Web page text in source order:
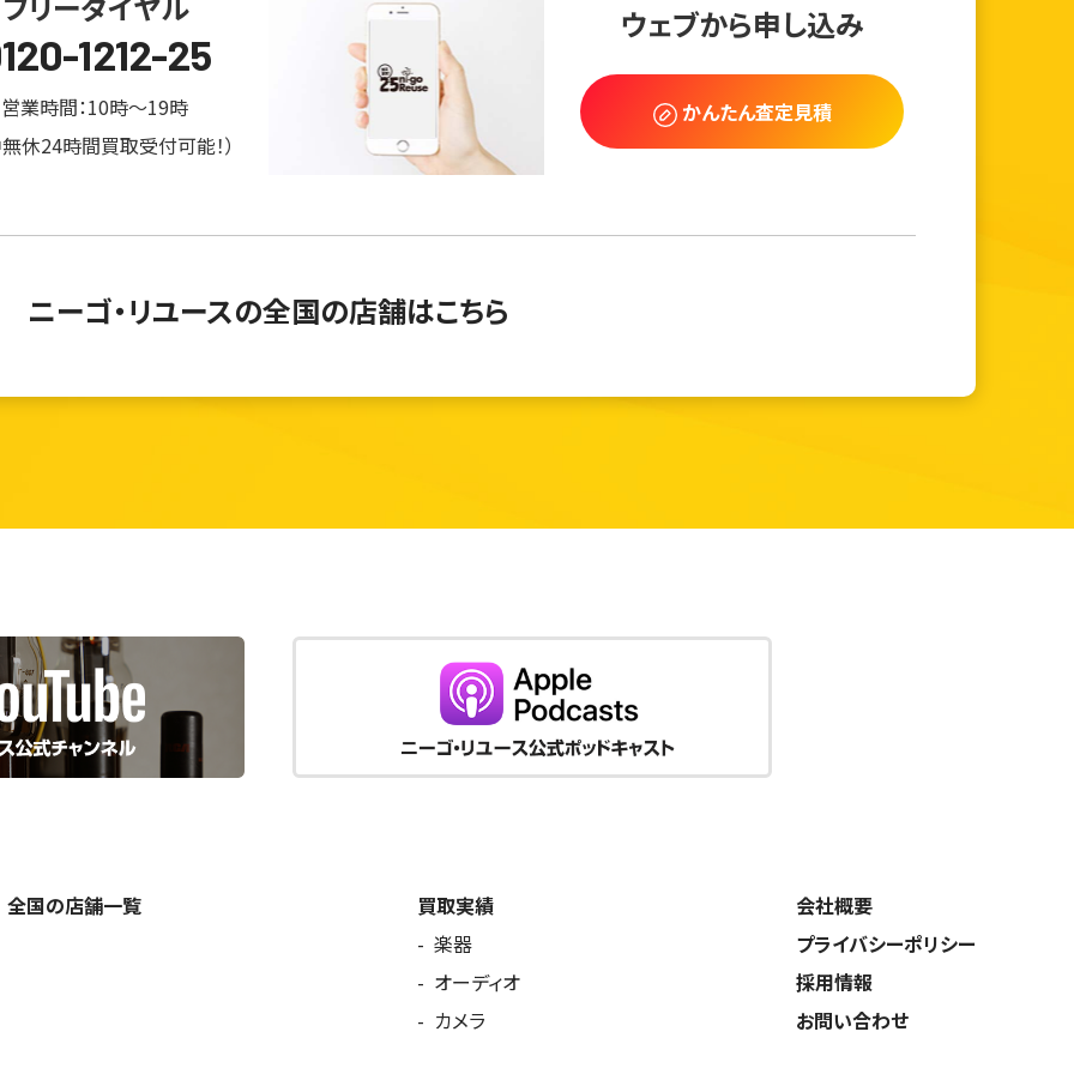
1212-25
営業時間：10時～19時
休24時間買取受付可能！）
ウェブから申し込み
かんたん査定見積
ニーゴ・リユースの全国の店舗はこちら
全国の店舗一覧
買取実績
楽器
オーディオ
カメラ
会社概要
プライバシーポリシー
採用情報
お問い合わせ